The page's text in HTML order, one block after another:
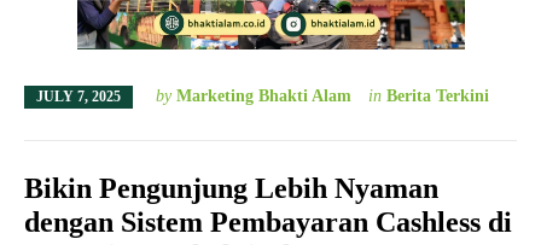
JULY 7, 2025 by Marketing Bhakti Alam in Berita Terkini
Bikin Pengunjung Lebih Nyaman
dengan Sistem Pembayaran Cashless di